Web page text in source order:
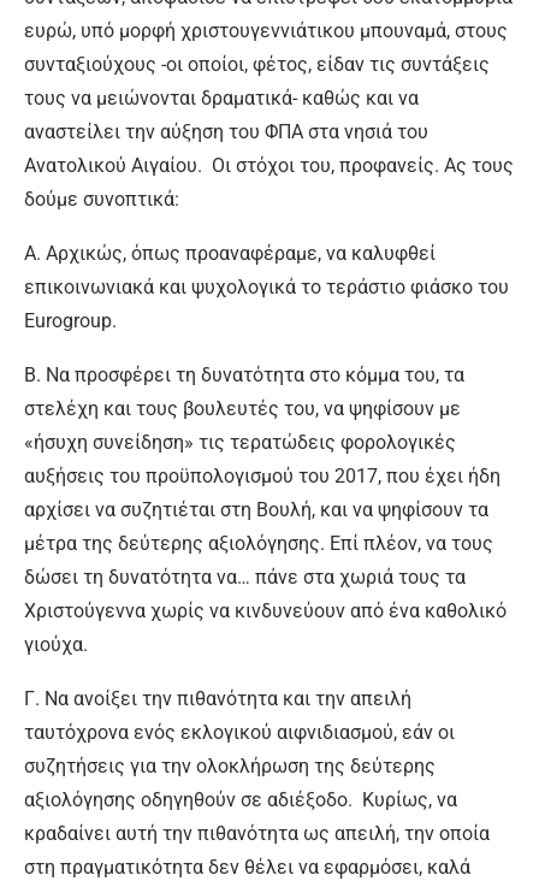
ευρώ, υπό μορφή χριστουγεννιάτικου μπουναμά, στους
συνταξιούχους -οι οποίοι, φέτος, είδαν τις συντάξεις
τους να μειώνονται δραματικά- καθώς και να
αναστείλει την αύξηση του ΦΠΑ στα νησιά του
Ανατολικού Αιγαίου. Οι στόχοι του, προφανείς. Ας τους
δούμε συνοπτικά:
Α. Αρχικώς, όπως προαναφέραμε, να καλυφθεί
επικοινωνιακά και ψυχολογικά το τεράστιο φιάσκο του
Eurogroup.
Β. Να προσφέρει τη δυνατότητα στο κόμμα του, τα
στελέχη και τους βουλευτές του, να ψηφίσουν με
«ήσυχη συνείδηση» τις τερατώδεις φορολογικές
αυξήσεις του προϋπολογισμού του 2017, που έχει ήδη
αρχίσει να συζητιέται στη Βουλή, και να ψηφίσουν τα
μέτρα της δεύτερης αξιολόγησης. Επί πλέον, να τους
δώσει τη δυνατότητα να… πάνε στα χωριά τους τα
Χριστούγεννα χωρίς να κινδυνεύουν από ένα καθολικό
γιούχα.
Γ. Να ανοίξει την πιθανότητα και την απειλή
ταυτόχρονα ενός εκλογικού αιφνιδιασμού, εάν οι
συζητήσεις για την ολοκλήρωση της δεύτερης
αξιολόγησης οδηγηθούν σε αδιέξοδο. Κυρίως, να
κραδαίνει αυτή την πιθανότητα ως απειλή, την οποία
στη πραγματικότητα δεν θέλει να εφαρμόσει, καλά